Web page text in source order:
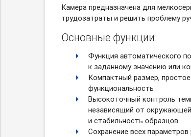
Камера предназначена для
трудозатраты и решить проблему
Основные функции:
Функция автоматического
к заданному значению или
Компактный размер,
функциональность
Высокоточный контроль
независящий от
и стабильность образцов
Сохранение всех